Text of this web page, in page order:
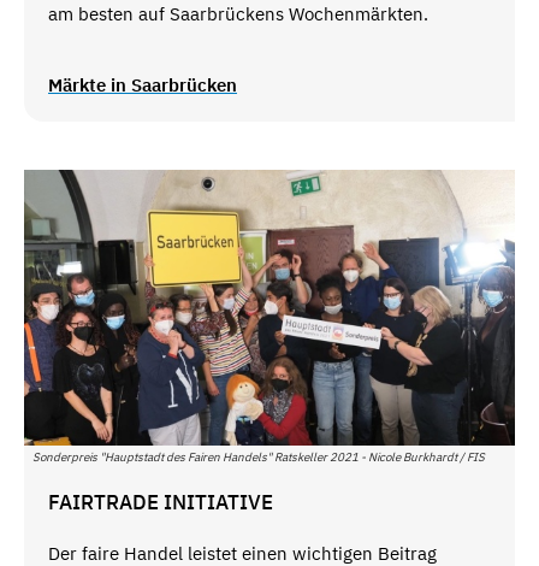
am besten auf Saarbrückens Wochenmärkten.
Märkte in Saarbrücken
Sonderpreis "Hauptstadt des Fairen Handels" Ratskeller 2021 - Nicole Burkhardt / FIS
FAIRTRADE INITIATIVE
Der faire Handel leistet einen wichtigen Beitrag